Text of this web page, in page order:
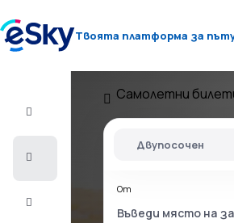
Твоята платформа за
Самолетни
Двупосочен
От